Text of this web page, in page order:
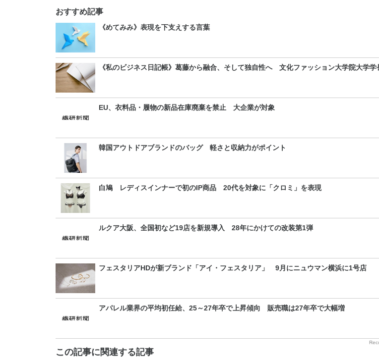
おすすめ記事
《めてみみ》表現を下支えする言葉
《私のビジネス日記帳》葛藤から融合、そして独自性へ 文化ファッション大学院大学
EU、衣料品・履物の新品在庫廃棄を禁止 大企業が対象
韓国アウトドアブランドのバッグ 軽さと収納力がポイント
白鳩 レディスインナーで初のIP商品 20代を対象に「クロミ」を表現
ルクア大阪、全国初など19店を新規導入 28年にかけての改装第1弾
フェスタリアHDが新ブランド「アイ・フェスタリア」 9月にニュウマン横浜に1号店
アパレル業界の平均初任給、25～27年卒で上昇傾向 販売職は27年卒で大幅増
この記事に関連する記事